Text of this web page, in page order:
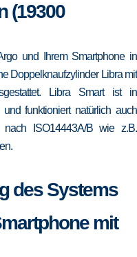
(19300
und Ihrem Smartphone in
Doppelknaufzylinder Libra mit
Libra Smart ist in
funktioniert natürlich auch
nach ISO14443A/B wie z.B.
des Systems
mit